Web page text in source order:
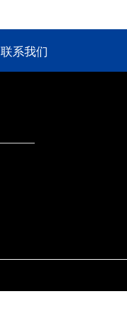
联系我们